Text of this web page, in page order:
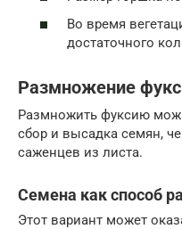
Во время
достаточного
Размножение
Размножить фуксию
сбор и высадка семян,
саженцев из листа.
Семена как способ
Этот вариант может